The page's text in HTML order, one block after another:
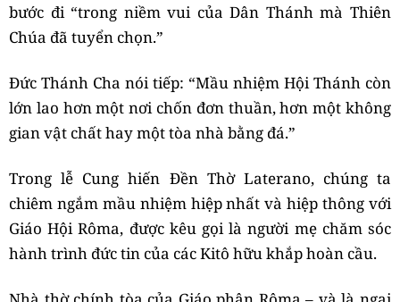
bước đi “trong niềm vui của Dân Thánh mà Thiên
Chúa đã tuyển chọn.”
Đức Thánh Cha nói tiếp: “Mầu nhiệm Hội Thánh còn
lớn lao hơn một nơi chốn đơn thuần, hơn một không
gian vật chất hay một tòa nhà bằng đá.”
Trong lễ Cung hiến Đền Thờ Laterano, chúng ta
chiêm ngắm mầu nhiệm hiệp nhất và hiệp thông với
Giáo Hội Rôma, được kêu gọi là người mẹ chăm sóc
hành trình đức tin của các Kitô hữu khắp hoàn cầu.